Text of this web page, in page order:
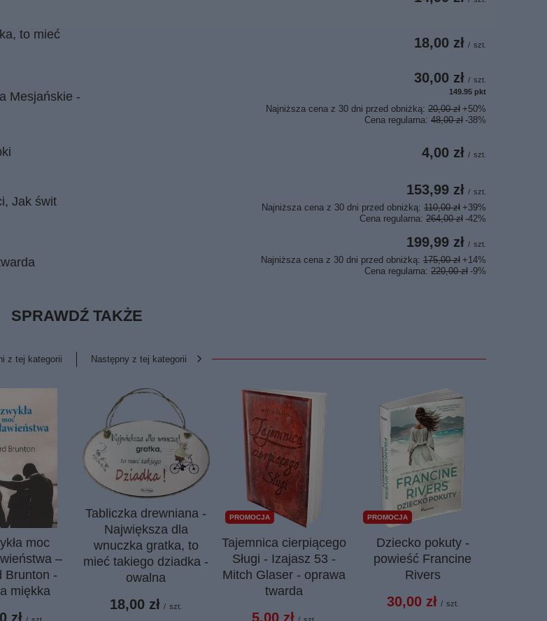
to mieć
18,00 zł / szt.
Mesjańskie -
30,00 zł / szt.
149.95 pkt
Najniższa cena z 30 dni przed obniżką: 20,00 zł +50%
Cena regularna: 48,00 zł -38%
4,00 zł / szt.
Jak świt
153,99 zł / szt.
Najniższa cena z 30 dni przed obniżką: 110,00 zł +39%
Cena regularna: 264,00 zł -42%
199,99 zł / szt.
Najniższa cena z 30 dni przed obniżką: 175,00 zł +14%
Cena regularna: 220,00 zł -9%
SPRAWDŹ TAKŻE
z tej kategorii Następny z tej kategorii
moc
–
Brunton -
miękka
zł
Tabliczka drewniana -
Największa dla
wnuczka gratka, to
mieć takiego dziadka -
owalna
18,00 zł / szt.
PROMOCJA
Tajemnica cierpiącego
Sługi - Izajasz 53 -
Mitch Glaser - oprawa
twarda
5,00 zł
PROMOCJA
Dziecko pokuty -
powieść Francine
Rivers
30,00 zł / szt.